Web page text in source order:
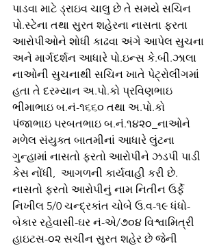
પાડવા માટે ડ્રાઇવ ચાલુ છે તે સમયે સચિન
પો.સ્ટેના તથા સુરત શહેરના નાસતા ફરતા
આરોપીઓને શોધી કાઢવા અંગે આપેલ સુચના
અને માર્ગદર્શન આધારે પો.ઇન્સ કે.બી.ઝાલા
નાઓની સુચનાથી સચિન ખાતે પેટ્રોલીંગમાં
હતા તે દરમ્યાન અ.પો.કો પ્રવિણભાઇ
ભીમાભાઇ બ.નં-૧૬૬૦ તથા અ.પો.કો
પંજાભાઇ પરબતભાઇ બ.નં.૧૪૨૦_નાઓને
મળેલ સંયુક્ત બાતમીનાં આધારે લુંટના
ગુન્હામાં નાસતો ફરતો આરોપીને ઝડપી પાડી
કેસ નોંધી,  આગળની કાર્યવાહી કરી છે.
નાસતો ફરતો આરોપીનું નામ નિતીન ઉર્ફે
નિખીલ 5/0 ચન્દ્રકાંત ચોબે ઉ.વ-૧૯ ધંધો-
બેકાર રહેવાસી-ઘર નં-એ/૭૦૪ વિશ્વામિત્રી
હાઇટસ-૦૨ સચીન સુરત શહેર છે જેની